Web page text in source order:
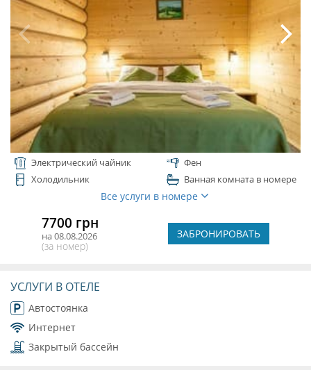
Электрический чайник
Фен
Холодильник
Ванная комната в номере
Все услуги в номере
7700 грн
на 08.08.2026
(за номер)
ЗАБРОНИРОВАТЬ
УСЛУГИ В ОТЕЛЕ
Автостоянка
Интернет
Закрытый бассейн